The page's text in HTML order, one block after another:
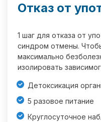
Отказ от
1 шаг для отказа от
синдром отмены.
максимально
изолировать
Детоксикация
5 разовое питание
Круглосуточное